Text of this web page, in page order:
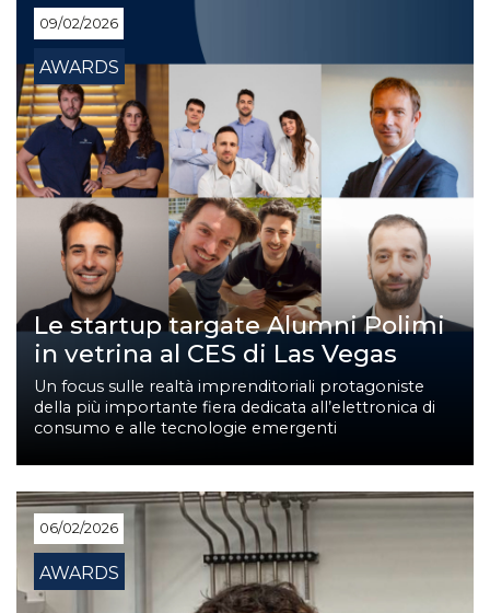
09/02/2026
AWARDS
Le startup targate Alumni Polimi
in vetrina al CES di Las Vegas
Un focus sulle realtà imprenditoriali protagoniste
della più importante fiera dedicata all’elettronica di
consumo e alle tecnologie emergenti
06/02/2026
AWARDS